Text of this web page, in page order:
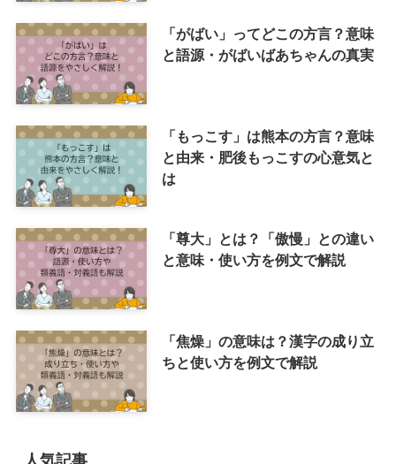
「がばい」ってどこの方言？意味
と語源・がばいばあちゃんの真実
「もっこす」は熊本の方言？意味
と由来・肥後もっこすの心意気と
は
「尊大」とは？「傲慢」との違い
と意味・使い方を例文で解説
「焦燥」の意味は？漢字の成り立
ちと使い方を例文で解説
人気記事